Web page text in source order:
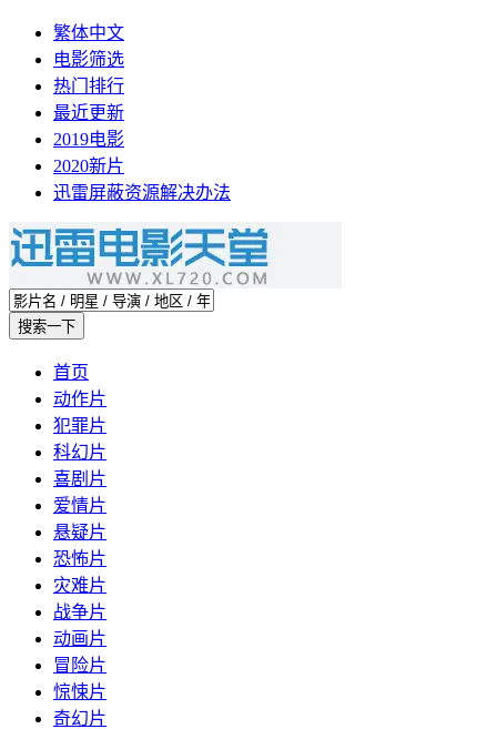
繁体中文
电影筛选
热门排行
最近更新
2019电影
2020新片
迅雷屏蔽资源解决办法
首页
动作片
犯罪片
科幻片
喜剧片
爱情片
悬疑片
恐怖片
灾难片
战争片
动画片
冒险片
惊悚片
奇幻片